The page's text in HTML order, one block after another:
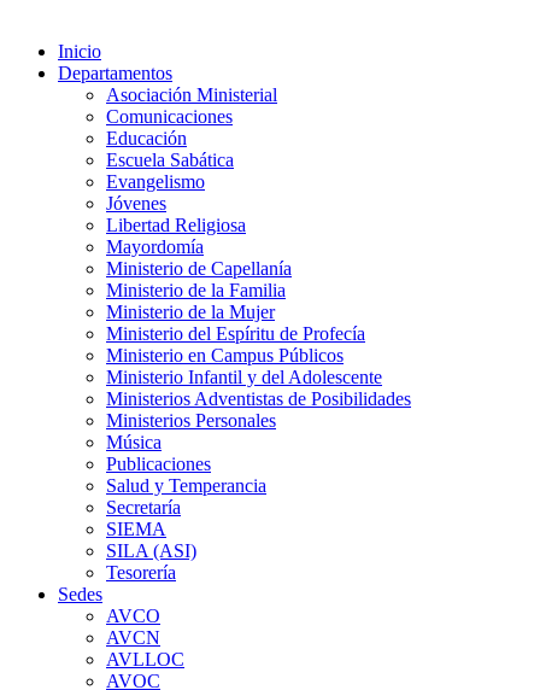
Inicio
Departamentos
Asociación Ministerial
Comunicaciones
Educación
Escuela Sabática
Evangelismo
Jóvenes
Libertad Religiosa
Mayordomía
Ministerio de Capellanía
Ministerio de la Familia
Ministerio de la Mujer
Ministerio del Espíritu de Profecía
Ministerio en Campus Públicos
Ministerio Infantil y del Adolescente
Ministerios Adventistas de Posibilidades
Ministerios Personales
Música
Publicaciones
Salud y Temperancia
Secretaría
SIEMA
SILA (ASI)
Tesorería
Sedes
AVCO
AVCN
AVLLOC
AVOC